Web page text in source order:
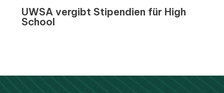
UWSA vergibt Stipendien für High
School